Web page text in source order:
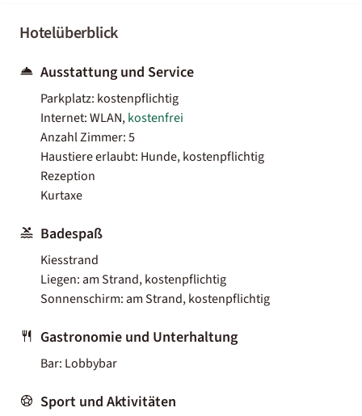
Hotelüberblick
Ausstattung und Service
Parkplatz: kostenpflichtig
Internet: WLAN,kostenfrei
Anzahl Zimmer: 5
Haustiere erlaubt: Hunde, kostenpflichtig
Rezeption
Kurtaxe
Badespaß
Kiesstrand
Liegen: am Strand, kostenpflichtig
Sonnenschirm: am Strand, kostenpflichtig
Gastronomie und Unterhaltung
Bar: Lobbybar
Sport und Aktivitäten